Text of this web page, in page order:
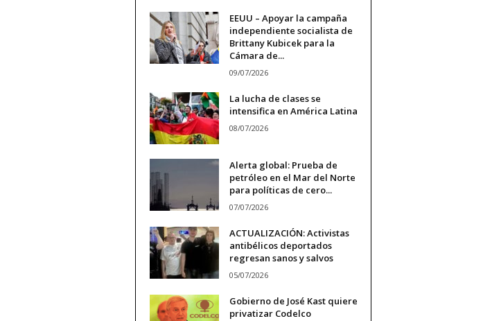
EEUU – Apoyar la campaña
independiente socialista de
Brittany Kubicek para la
Cámara de...
09/07/2026
La lucha de clases se
intensifica en América Latina
08/07/2026
Alerta global: Prueba de
petróleo en el Mar del Norte
para políticas de cero...
07/07/2026
ACTUALIZACIÓN: Activistas
antibélicos deportados
regresan sanos y salvos
05/07/2026
Gobierno de José Kast quiere
privatizar Codelco